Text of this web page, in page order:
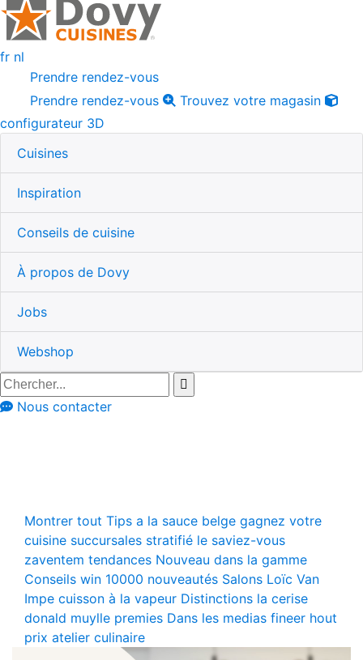
fr nl
Prendre rendez-vous
Prendre rendez-vous
Trouvez votre magasin
configurateur 3D
Cuisines
Inspiration
Conseils de cuisine
À propos de Dovy
Jobs
Webshop
Nous contacter
Montrer tout Tips a la sauce belge gagnez votre
cuisine succursales stratifié le saviez-vous
zaventem tendances Nouveau dans la gamme
Conseils win 10000 nouveautés Salons Loïc Van
Impe cuisson à la vapeur Distinctions la cerise
donald muylle premies Dans les medias fineer hout
prix atelier culinaire